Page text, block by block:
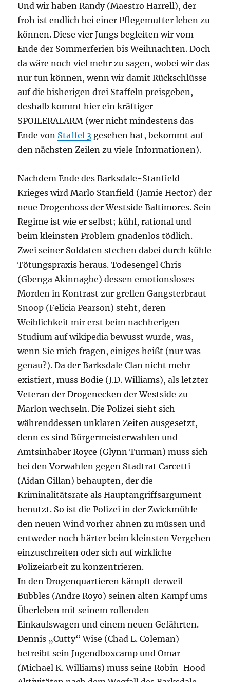
Und wir haben Randy (Maestro Harrell), der
froh ist endlich bei einer Pflegemutter leben zu
können. Diese vier Jungs begleiten wir vom
Ende der Sommerferien bis Weihnachten. Doch
da wäre noch viel mehr zu sagen, wobei wir das
nur tun können, wenn wir damit Rückschlüsse
auf die bisherigen drei Staffeln preisgeben,
deshalb kommt hier ein kräftiger
SPOILERALARM (wer nicht mindestens das
Ende von Staffel 3 gesehen hat, bekommt auf
den nächsten Zeilen zu viele Informationen).
Nachdem Ende des Barksdale-Stanfield
Krieges wird Marlo Stanfield (Jamie Hector) der
neue Drogenboss der Westside Baltimores. Sein
Regime ist wie er selbst; kühl, rational und
beim kleinsten Problem gnadenlos tödlich.
Zwei seiner Soldaten stechen dabei durch kühle
Tötungspraxis heraus. Todesengel Chris
(Gbenga Akinnagbe) dessen emotionsloses
Morden in Kontrast zur grellen Gangsterbraut
Snoop (Felicia Pearson) steht, deren
Weiblichkeit mir erst beim nachherigen
Studium auf wikipedia bewusst wurde, was,
wenn Sie mich fragen, einiges heißt (nur was
genau?). Da der Barksdale Clan nicht mehr
existiert, muss Bodie (J.D. Williams), als letzter
Veteran der Drogenecken der Westside zu
Marlon wechseln. Die Polizei sieht sich
währenddessen unklaren Zeiten ausgesetzt,
denn es sind Bürgermeisterwahlen und
Amtsinhaber Royce (Glynn Turman) muss sich
bei den Vorwahlen gegen Stadtrat Carcetti
(Aidan Gillan) behaupten, der die
Kriminalitätsrate als Hauptangriffsargument
benutzt. So ist die Polizei in der Zwickmühle
den neuen Wind vorher ahnen zu müssen und
entweder noch härter beim kleinsten Vergehen
einzuschreiten oder sich auf wirkliche
Polizeiarbeit zu konzentrieren.
In den Drogenquartieren kämpft derweil
Bubbles (Andre Royo) seinen alten Kampf ums
Überleben mit seinem rollenden
Einkaufswagen und einem neuen Gefährten.
Dennis „Cutty“ Wise (Chad L. Coleman)
betreibt sein Jugendboxcamp und Omar
(Michael K. Williams) muss seine Robin-Hood